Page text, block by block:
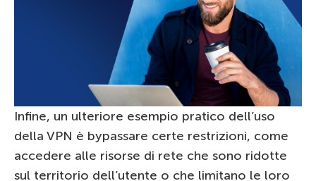
Infine, un ulteriore esempio pratico dell’uso
della VPN è bypassare certe restrizioni, come
accedere alle risorse di rete che sono ridotte
sul territorio dell’utente o che limitano le loro